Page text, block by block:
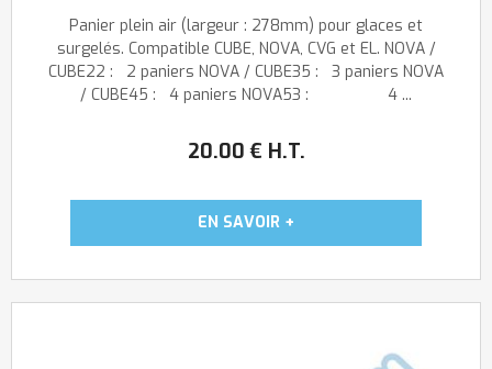
20.00 € H.T.
Panier plein air (largeur : 278mm) pour glaces et
surgelés. Compatible CUBE, NOVA, CVG et EL. NOVA /
CUBE22 : 2 paniers NOVA / CUBE35 : 3 paniers NOVA
/ CUBE45 : 4 paniers NOVA53 : 4 ...